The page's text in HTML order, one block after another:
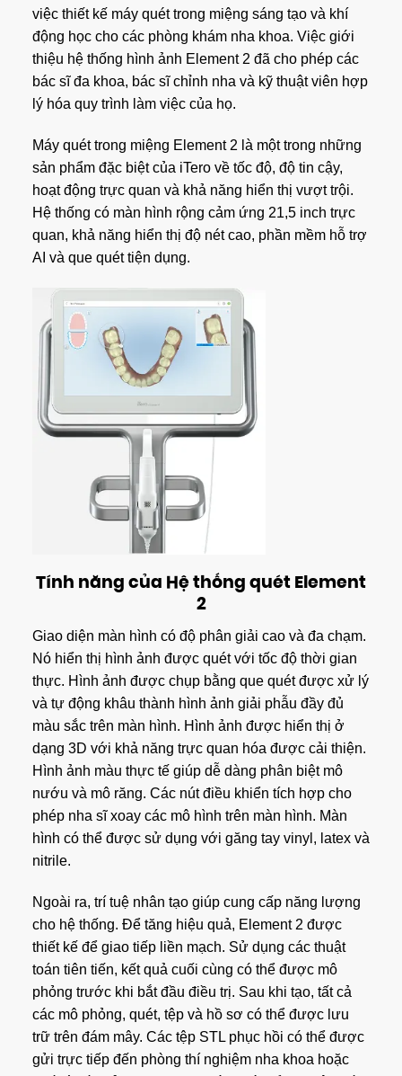
việc thiết kế máy quét trong miệng sáng tạo và khí
động học cho các phòng khám nha khoa. Việc giới
thiệu hệ thống hình ảnh Element 2 đã cho phép các
bác sĩ đa khoa, bác sĩ chỉnh nha và kỹ thuật viên hợp
lý hóa quy trình làm việc của họ.
Máy quét trong miệng Element 2 là một trong những
sản phẩm đặc biệt của iTero về tốc độ, độ tin cậy,
hoạt động trực quan và khả năng hiển thị vượt trội.
Hệ thống có màn hình rộng cảm ứng 21,5 inch trực
quan, khả năng hiển thị độ nét cao, phần mềm hỗ trợ
AI và que quét tiện dụng.
Tính năng của Hệ thống quét Element
2
Giao diện màn hình có độ phân giải cao và đa chạm.
Nó hiển thị hình ảnh được quét với tốc độ thời gian
thực. Hình ảnh được chụp bằng que quét được xử lý
và tự động khâu thành hình ảnh giải phẫu đầy đủ
màu sắc trên màn hình. Hình ảnh được hiển thị ở
dạng 3D với khả năng trực quan hóa được cải thiện.
Hình ảnh màu thực tế giúp dễ dàng phân biệt mô
nướu và mô răng. Các nút điều khiển tích hợp cho
phép nha sĩ xoay các mô hình trên màn hình. Màn
hình có thể được sử dụng với găng tay vinyl, latex và
nitrile.
Ngoài ra, trí tuệ nhân tạo giúp cung cấp năng lượng
cho hệ thống. Để tăng hiệu quả, Element 2 được
thiết kế để giao tiếp liền mạch. Sử dụng các thuật
toán tiên tiến, kết quả cuối cùng có thể được mô
phỏng trước khi bắt đầu điều trị. Sau khi tạo, tất cả
các mô phỏng, quét, tệp và hồ sơ có thể được lưu
trữ trên đám mây. Các tệp STL phục hồi có thể được
gửi trực tiếp đến phòng thí nghiệm nha khoa hoặc